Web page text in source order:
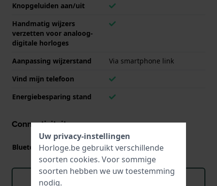
Knopgeluiden aan/uit
Handmatig wijzers
verzetten voor analoog-
digitale horloges
Aanpassing wijzerstand
Via smartphone link
Vind mijn telefoon
Energiebesparing stand
Connectiviteit
Bluetooth
Download handboek (English)
Uw privacy-instellingen
Horloge.be gebruikt verschillende
soorten cookies. Voor sommige
soorten hebben we uw toestemming
nodig.